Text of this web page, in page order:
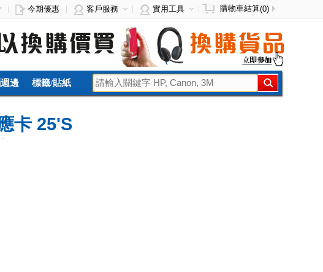
今期優惠 客戶服務 實用工具 (0)
購物車結算
邊 標籤/貼紙
卡 25'S